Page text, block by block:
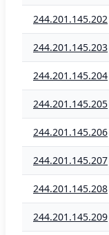
244.201.145.202
244.201.145.203
244.201.145.204
244.201.145.205
244.201.145.206
244.201.145.207
244.201.145.208
244.201.145.209